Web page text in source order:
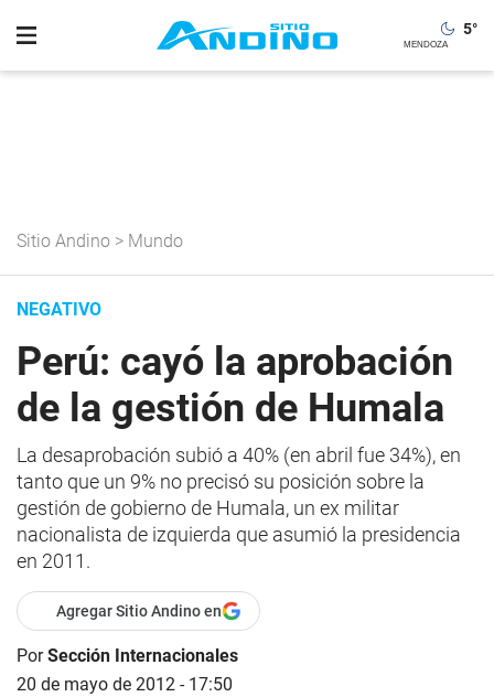
5°
Sitio Andino > Mundo
NEGATIVO
Perú: cayó la aprobación
de la gestión de Humala
La desaprobación subió a 40% (en abril fue 34%), en
tanto que un 9% no precisó su posición sobre la
gestión de gobierno de Humala, un ex militar
nacionalista de izquierda que asumió la presidencia
en 2011.
Agregar Sitio Andino en
PorSección Internacionales
20 de mayo de 2012 - 17:50